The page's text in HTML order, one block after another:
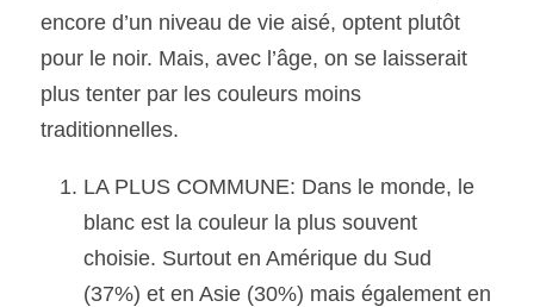
encore d’un niveau de vie aisé, optent plutôt
pour le noir. Mais, avec l’âge, on se laisserait
plus tenter par les couleurs moins
traditionnelles.
LA PLUS COMMUNE: Dans le monde, le
blanc est la couleur la plus souvent
choisie. Surtout en Amérique du Sud
(37%) et en Asie (30%) mais également en